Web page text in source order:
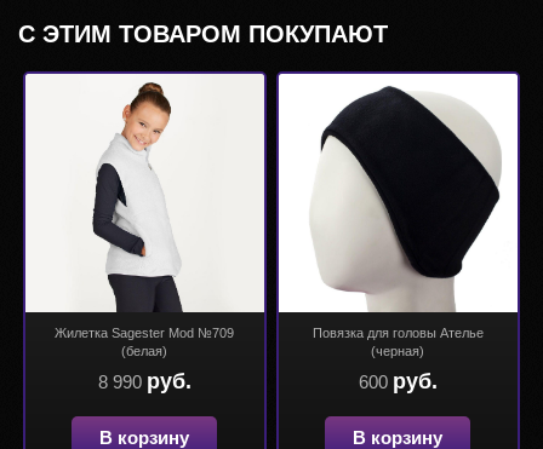
С ЭТИМ ТОВАРОМ ПОКУПАЮТ
Жилетка Sagester Mod №709
(белая)
8 990 руб.
В корзину
Повязка для головы Ателье
(черная)
600 руб.
В корзину